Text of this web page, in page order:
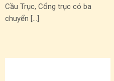
Cầu Trục, Cổng trục có ba
chuyển […]